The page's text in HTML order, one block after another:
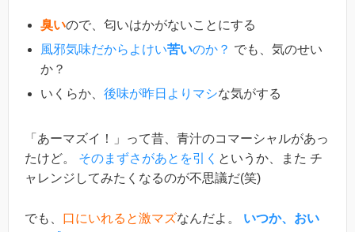
臭いので、匂いはかがないことにする
風邪気味だからよけい苦いのか？ でも、気のせい
か？
いくらか、 後味が昨日よりマシな気がする
「あーマズイ！」って昔、青汁のコマーシャルがあっ
たけど。 そのまずさがあとを引く というか、また チ
ャレンジしてみたくなるのが不思議だ(笑)
でも、 口にいれると激マズなんだよ。 いつか、おい